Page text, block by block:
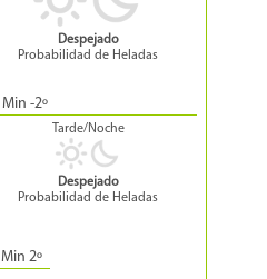
Despejado
Probabilidad de Heladas
Min -2º
Tarde/Noche
Despejado
Probabilidad de Heladas
Min 2º